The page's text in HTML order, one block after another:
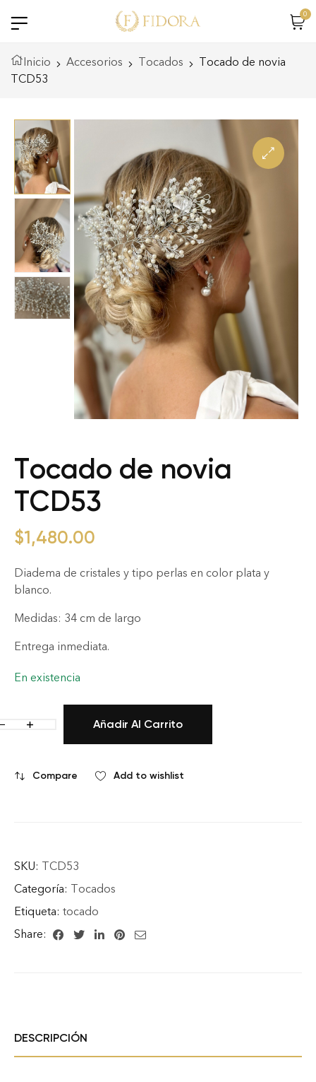
0
Inicio Accesorios Tocados
Tocado de novia
TCD53
Tocado de novia
TCD53
$1,480.00
Diadema de cristales y tipo perlas en color plata y
blanco.
Medidas: 34 cm de largo
Entrega inmediata.
En existencia
Añadir Al Carrito
Compare Add to wishlist
SKU: TCD53
Categoría: Tocados
Etiqueta: tocado
Share:
DESCRIPCIÓN